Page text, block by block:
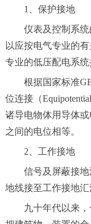
1、保护接地
仪表及控制系
以应按电气专业的
专业的低压配电系统
根据国家标准
位连接（
诸导电物体用导体
之间的电位相等。
2、工作接地
信号及屏蔽接
地线接至工作接地汇
九十年代以来